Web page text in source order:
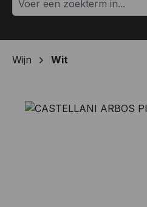
Wijn Wit
Afbeeldingengalerij overslaan